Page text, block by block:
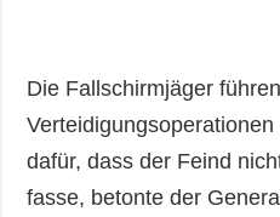
Die Fallschirmjäger
dafür, dass der Feind
fasse, betonte der